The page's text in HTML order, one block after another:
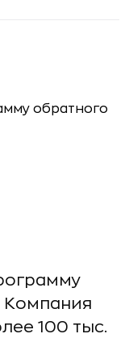
Компания
100 тыс.